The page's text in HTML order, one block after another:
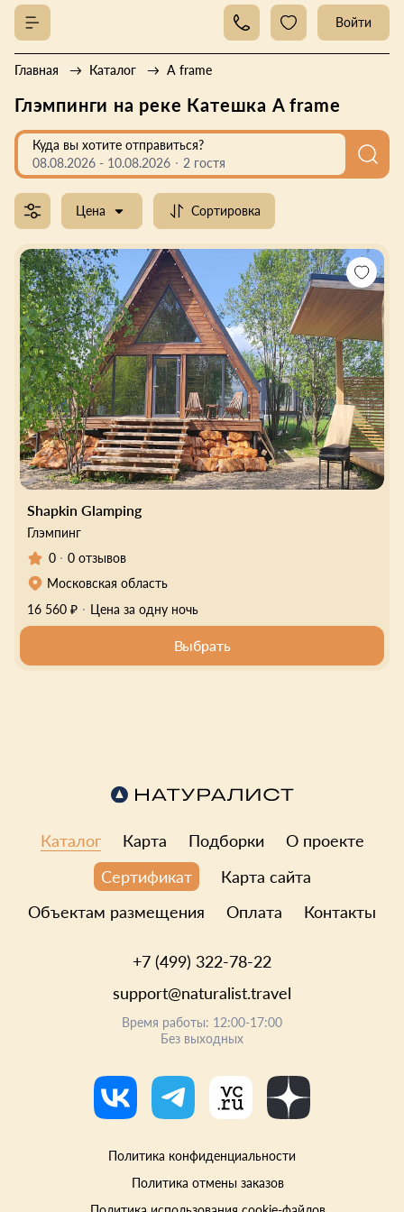
Войти
Главная Каталог A frame
Глэмпинги на реке Катешка A frame
Куда вы хотите отправиться?
08.08.2026 - 10.08.2026 2 гостя
Цена Сортировка
Shapkin Glamping
Глэмпинг
0
0 отзывов
Московская область
16 560 ₽
Цена за одну ночь
Выбрать
Каталог Карта Подборки
О проекте
Сертификат
Карта сайта
Объектам размещения
Оплата Контакты
+7 (499) 322-78-22
support@naturalist.travel
Время работы: 12:00-17:00
Без выходных
Политика конфиденциальности
Политика отмены заказов